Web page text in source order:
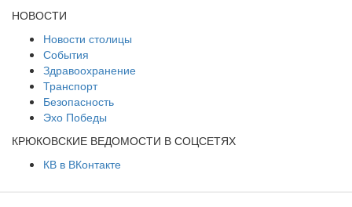
НОВОСТИ
Новости столицы
События
Здравоохранение
Транспорт
Безопасность
Эхо Победы
КРЮКОВСКИЕ ВЕДОМОСТИ В СОЦСЕТЯХ
КВ в ВКонтакте